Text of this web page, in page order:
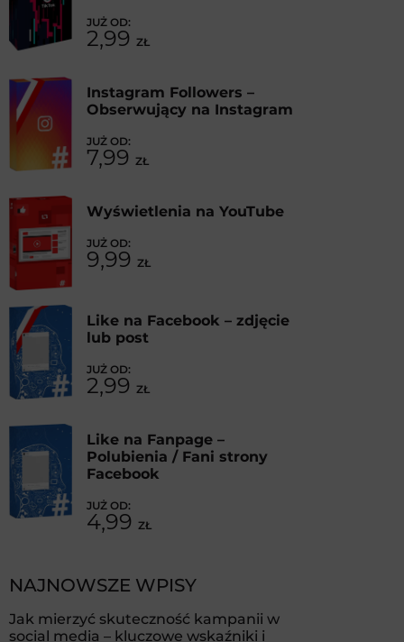
2,99 ZŁ
Instagram Followers –
Obserwujący na Instagram
7,99 ZŁ
Wyświetlenia na YouTube
9,99 ZŁ
Like na Facebook – zdjęcie
lub post
2,99 ZŁ
Like na Fanpage –
Polubienia / Fani strony
Facebook
4,99 ZŁ
NAJNOWSZE WPISY
Jak mierzyć skuteczność kampanii w
social media – kluczowe wskaźniki i